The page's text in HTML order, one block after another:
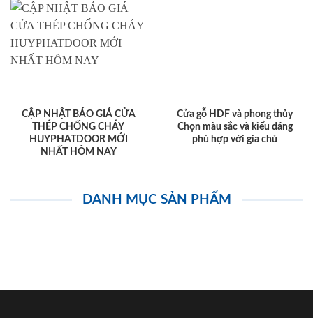
CẬP NHẬT BÁO GIÁ CỬA
THÉP CHỐNG CHÁY
HUYPHATDOOR MỚI
NHẤT HÔM NAY
Cửa gỗ HDF và phong thủy
Chọn màu sắc và kiểu dáng
phù hợp với gia chủ
DANH MỤC SẢN PHẨM